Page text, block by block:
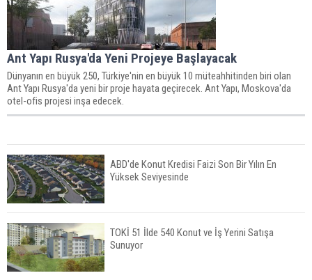
Ant Yapı Rusya'da Yeni Projeye Başlayacak
Dünyanın en büyük 250, Türkiye'nin en büyük 10 müteahhitinden biri olan
Ant Yapı Rusya'da yeni bir proje hayata geçirecek. Ant Yapı, Moskova'da
otel-ofis projesi inşa edecek.
ABD'de Konut Kredisi Faizi Son Bir Yılın En
Yüksek Seviyesinde
TOKİ 51 İlde 540 Konut ve İş Yerini Satışa
Sunuyor